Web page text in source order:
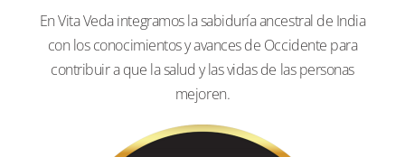
En Vita Veda integramos la sabiduría ancestral de India
con los conocimientos y avances de Occidente para
contribuir a que la salud y las vidas de las personas
mejoren.